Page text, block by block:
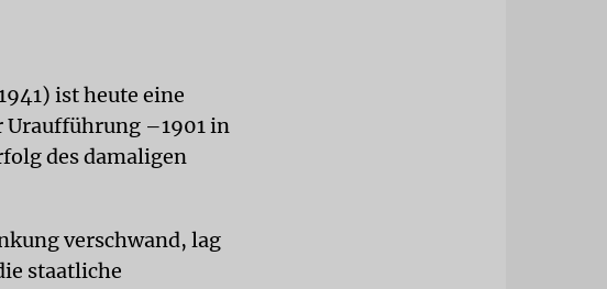
ist heute eine
Uraufführung –1901 in
des damaligen
verschwand, lag
staatliche